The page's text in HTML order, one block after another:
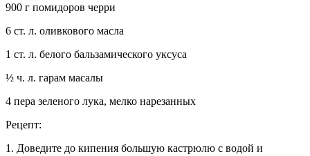
900 г помидоров черри
6 ст. л. оливкового масла
1 ст. л. белого бальзамического уксуса
½ ч. л. гарам масалы
4 пера зеленого лука, мелко нарезанных
Рецепт:
1. Доведите до кипения большую кастрюлю с водой и